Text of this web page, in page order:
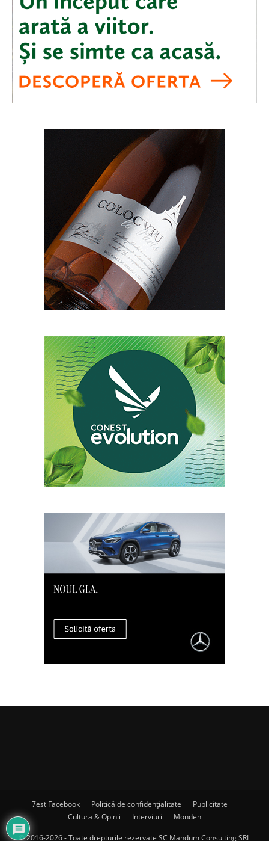
7est Facebook Politică de confidențialitate
Publicitate
Cultura & Opinii
Interviuri Monden
© 2016-2026 - Toate drepturile rezervate SC Mandum Consulting SRL